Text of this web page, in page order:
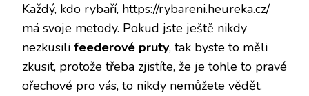
Každý, kdo rybaří, https://rybareni.heureka.cz/
má svoje metody. Pokud jste ještě nikdy
nezkusili feederové pruty, tak byste to měli
zkusit, protože třeba zjistíte, že je tohle to pravé
ořechové pro vás, to nikdy nemůžete vědět.